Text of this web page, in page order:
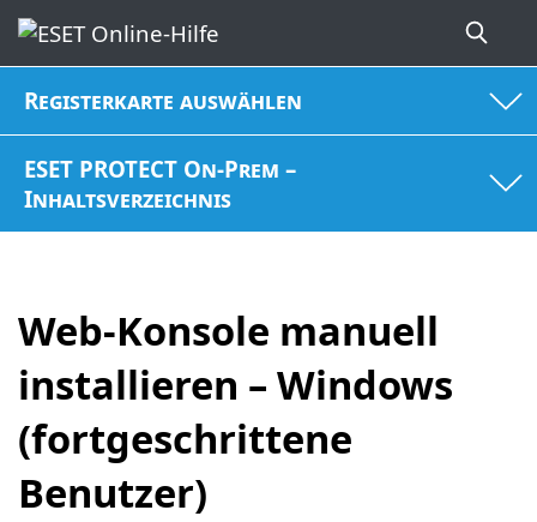
Registerkarte auswählen
ESET PROTECT On-Prem –
Inhaltsverzeichnis
Web-Konsole manuell
installieren – Windows
(fortgeschrittene
Benutzer)